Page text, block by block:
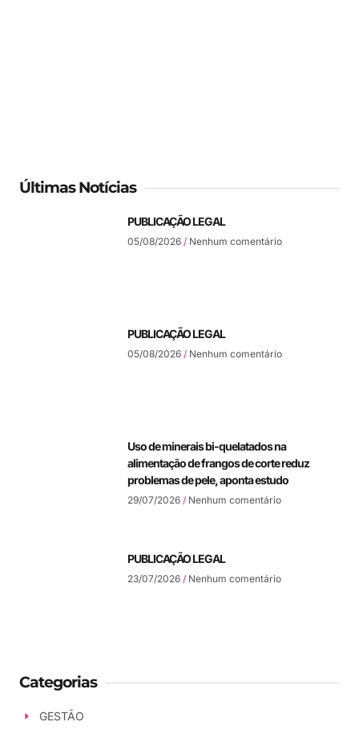
Últimas Notícias
PUBLICAÇÃO LEGAL
05/08/2026 Nenhum comentário
PUBLICAÇÃO LEGAL
05/08/2026 Nenhum comentário
Uso de minerais bi-quelatados na
alimentação de frangos de corte reduz
problemas de pele, aponta estudo
29/07/2026 Nenhum comentário
PUBLICAÇÃO LEGAL
23/07/2026 Nenhum comentário
Categorias
GESTÃO